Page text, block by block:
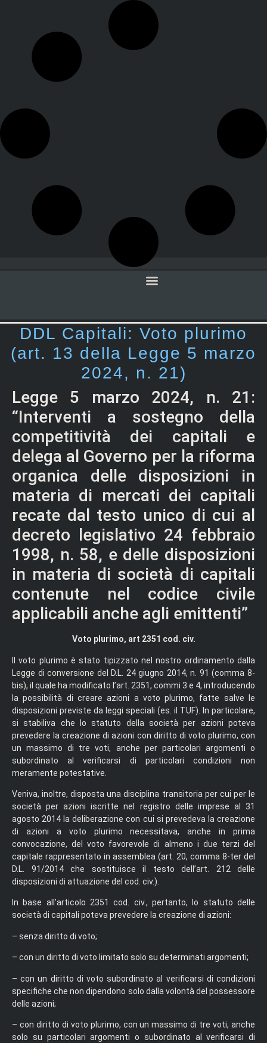
DDL Capitali: Voto plurimo
(art. 13 della Legge 5 marzo
2024, n. 21)
Legge 5 marzo 2024, n. 21:
“Interventi a sostegno della
competitività dei capitali e
delega al Governo per la riforma
organica delle disposizioni in
materia di mercati dei capitali
recate dal testo unico di cui al
decreto legislativo 24 febbraio
1998, n. 58, e delle disposizioni
in materia di società di capitali
contenute nel codice civile
applicabili anche agli emittenti”
Voto plurimo, art 2351 cod. civ.
Il voto plurimo è stato tipizzato nel nostro ordinamento dalla
Legge di conversione del D.L. 24 giugno 2014, n. 91 (comma 8-
bis), il quale ha modificato l’art. 2351, commi 3 e 4, introducendo
la possibilità di creare azioni a voto plurimo, fatte salve le
disposizioni previste da leggi speciali (es. il TUF). In particolare,
si stabiliva che lo statuto della società per azioni poteva
prevedere la creazione di azioni con diritto di voto plurimo, con
un massimo di tre voti, anche per particolari argomenti o
subordinato al verificarsi di particolari condizioni non
meramente potestative.
Veniva, inoltre, disposta una disciplina transitoria per cui per le
società per azioni iscritte nel registro delle imprese al 31
agosto 2014 la deliberazione con cui si prevedeva la creazione
di azioni a voto plurimo necessitava, anche in prima
convocazione, del voto favorevole di almeno i due terzi del
capitale rappresentato in assemblea (art. 20, comma 8-ter del
D.L. 91/2014 che sostituisce il testo dell’art. 212 delle
disposizioni di attuazione del cod. civ.).
In base all’articolo 2351 cod. civ., pertanto, lo statuto delle
società di capitali poteva prevedere la creazione di azioni:
– senza diritto di voto;
– con un diritto di voto limitato solo su determinati argomenti;
– con un diritto di voto subordinato al verificarsi di condizioni
specifiche che non dipendono solo dalla volontà del possessore
delle azioni;
– con diritto di voto plurimo, con un massimo di tre voti, anche
solo su particolari argomenti o subordinato al verificarsi di